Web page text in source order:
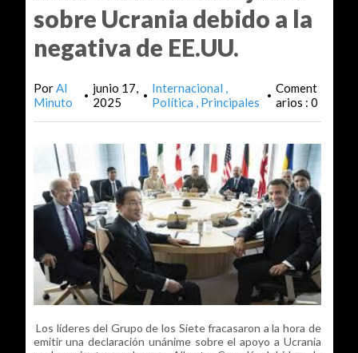
sobre Ucrania debido a la
negativa de EE.UU.
PorAl
Minuto
• junio 17,
2025
• Internacional
Política
Principales • Coment
arios : 0
Los líderes del Grupo de los Siete fracasaron a la hora de
emitir una declaración unánime sobre el apoyo a Ucrania